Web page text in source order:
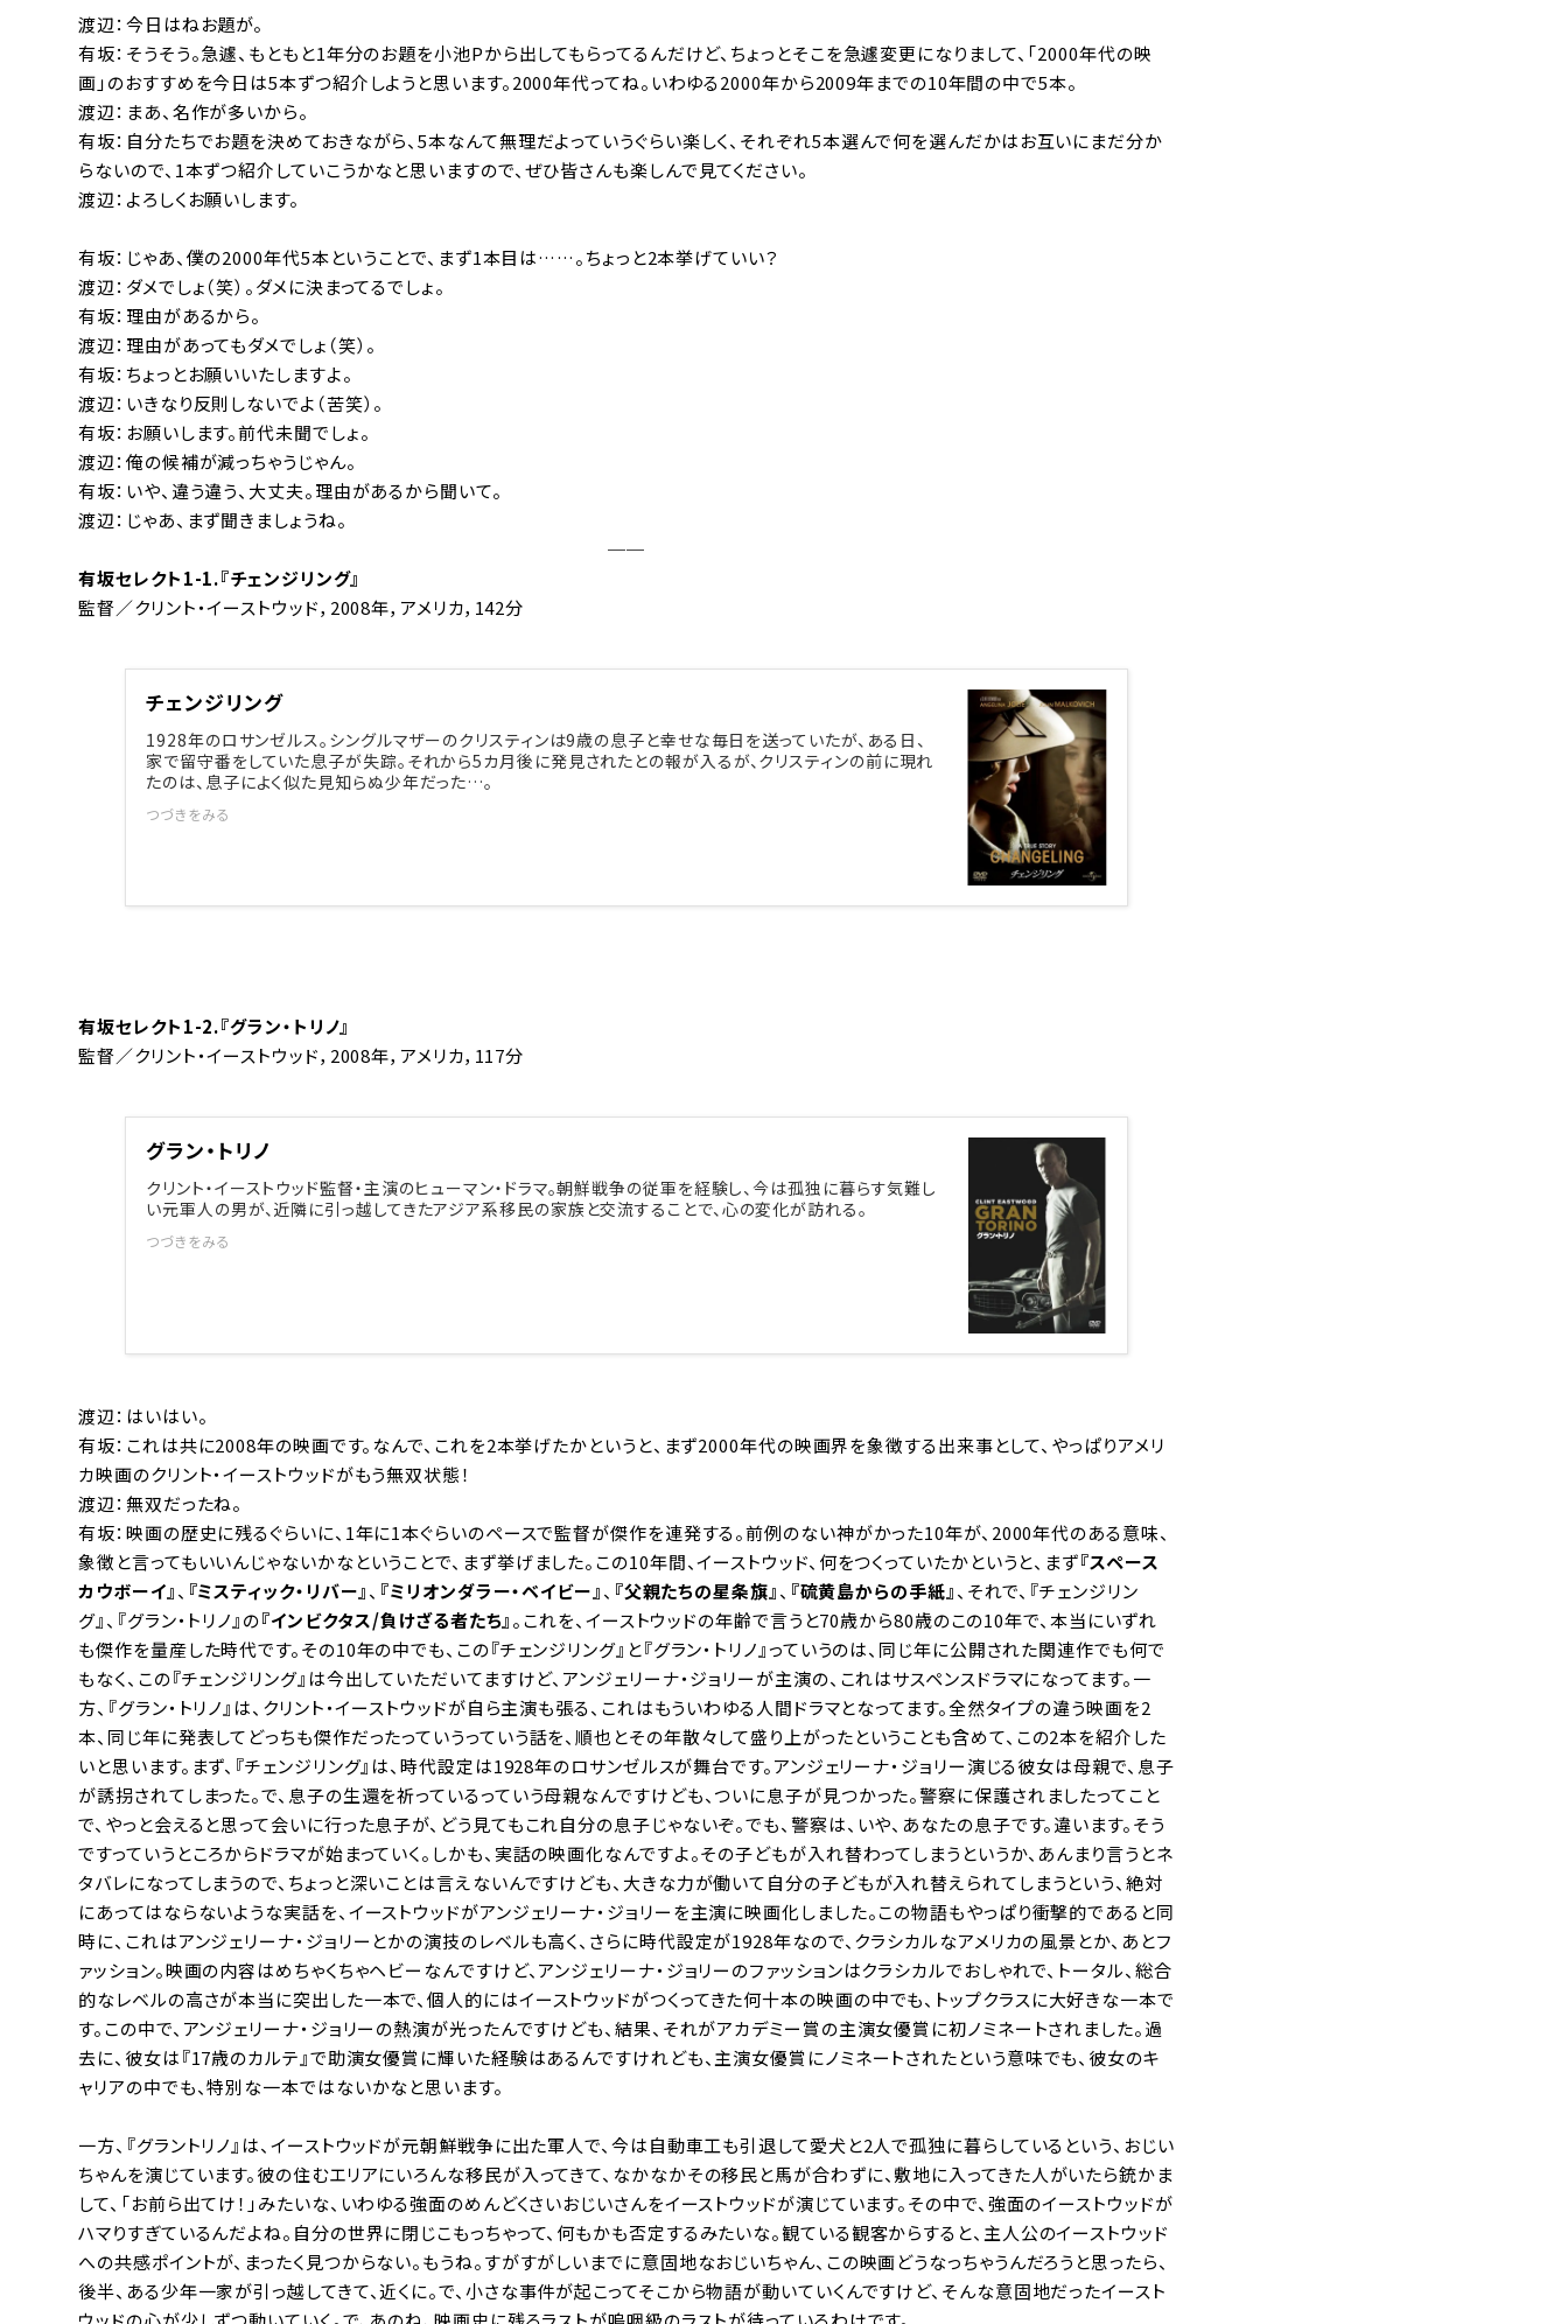
渡辺：今日はねお題が。
有坂：そうそう。急遽、もともと1年分のお題を小池Pから出してもらってるんだけど、ちょっとそこを急遽変更になりまして、「2000年代の映
画」のおすすめを今日は5本ずつ紹介しようと思います。2000年代ってね。いわゆる2000年から2009年までの10年間の中で5本。
渡辺：まあ、名作が多いから。
有坂：自分たちでお題を決めておきながら、5本なんて無理だよっていうぐらい楽しく、それぞれ5本選んで何を選んだかはお互いにまだ分か
らないので、1本ずつ紹介していこうかなと思いますので、ぜひ皆さんも楽しんで見てください。
渡辺：よろしくお願いします。
有坂：じゃあ、僕の2000年代5本ということで、まず1本目は……。ちょっと2本挙げていい？
渡辺：ダメでしょ（笑）。ダメに決まってるでしょ。
有坂：理由があるから。
渡辺：理由があってもダメでしょ（笑）。
有坂：ちょっとお願いいたしますよ。
渡辺：いきなり反則しないでよ（苦笑）。
有坂：お願いします。前代未聞でしょ。
渡辺：俺の候補が減っちゃうじゃん。
有坂：いや、違う違う、大丈夫。理由があるから聞いて。
渡辺：じゃあ、まず聞きましょうね。
──
有坂セレクト1-1.『チェンジリング』
監督／クリント・イーストウッド，2008年，アメリカ，142分
チェンジリング
1928年のロサンゼルス。シングルマザーのクリスティンは9歳の息子と幸せな毎日を送っていたが、ある日、
家で留守番をしていた息子が失踪。それから5カ月後に発見されたとの報が入るが、クリスティンの前に現れ
たのは、息子によく似た見知らぬ少年だった…。
つづきをみる
有坂セレクト1-2.『グラン・トリノ』
監督／クリント・イーストウッド，2008年，アメリカ，117分
グラン・トリノ
クリント・イーストウッド監督・主演のヒューマン・ドラマ。朝鮮戦争の従軍を経験し、今は孤独に暮らす気難し
い元軍人の男が、近隣に引っ越してきたアジア系移民の家族と交流することで、心の変化が訪れる。
つづきをみる
渡辺：はいはい。
有坂：これは共に2008年の映画です。なんで、これを2本挙げたかというと、まず2000年代の映画界を象徴する出来事として、やっぱりアメリ
カ映画のクリント・イーストウッドがもう無双状態！
渡辺：無双だったね。
有坂：映画の歴史に残るぐらいに、1年に1本ぐらいのペースで監督が傑作を連発する。前例のない神がかった10年が、2000年代のある意味、
象徴と言ってもいいんじゃないかなということで、まず挙げました。この10年間、イーストウッド、何をつくっていたかというと、まず『スペース
カウボーイ』、 『ミスティック・リバー』、 『ミリオンダラー・ベイビー 』、 『父親たちの星条旗』、 『硫黄島からの手紙』、それで、『チェンジリン
グ』、『グラン・トリノ』の『インビクタス/負けざる者たち』。これを、イーストウッドの年齢で言うと70歳から80歳のこの10年で、本当にいずれ
も傑作を量産した時代です。その10年の中でも、この『チェンジリング』と『グラン・トリノ』っていうのは、同じ年に公開された関連作でも何で
もなく、この『チェンジリング』は今出していただいてますけど、アンジェリーナ・ジョリーが主演の、これはサスペンスドラマになってます。一
方、『グラン・トリノ』は、クリント・イーストウッドが自ら主演も張る、これはもういわゆる人間ドラマとなってます。全然タイプの違う映画を2
本、同じ年に発表してどっちも傑作だったっていうっていう話を、順也とその年散々して盛り上がったということも含めて、この2本を紹介した
いと思います。まず、『チェンジリング』は、時代設定は1928年のロサンゼルスが舞台です。アンジェリーナ・ジョリー演じる彼女は母親で、息子
が誘拐されてしまった。で、息子の生還を祈っているっていう母親なんですけども、ついに息子が見つかった。警察に保護されましたってこと
で、やっと会えると思って会いに行った息子が、どう見てもこれ自分の息子じゃないぞ。でも、警察は、いや、あなたの息子です。違います。そう
ですっていうところからドラマが始まっていく。しかも、実話の映画化なんですよ。その子どもが入れ替わってしまうというか、あんまり言うとネ
タバレになってしまうので、ちょっと深いことは言えないんですけども、大きな力が働いて自分の子どもが入れ替えられてしまうという、絶対
にあってはならないような実話を、イーストウッドがアンジェリーナ・ジョリーを主演に映画化しました。この物語もやっぱり衝撃的であると同
時に、これはアンジェリーナ・ジョリーとかの演技のレベルも高く、さらに時代設定が1928年なので、クラシカルなアメリカの風景とか、あとフ
ァッション。映画の内容はめちゃくちゃヘビーなんですけど、アンジェリーナ・ジョリーのファッションはクラシカルでおしゃれで、トータル、総合
的なレベルの高さが本当に突出した一本で、個人的にはイーストウッドがつくってきた何十本の映画の中でも、トップクラスに大好きな一本で
す。この中で、アンジェリーナ・ジョリーの熱演が光ったんですけども、結果、それがアカデミー賞の主演女優賞に初ノミネートされました。過
去に、彼女は『17歳のカルテ』で助演女優賞に輝いた経験はあるんですけれども、主演女優賞にノミネートされたという意味でも、彼女のキ
ャリアの中でも、特別な一本ではないかなと思います。
一方、『グラントリノ』は、イーストウッドが元朝鮮戦争に出た軍人で、今は自動車工も引退して愛犬と2人で孤独に暮らしているという、おじい
ちゃんを演じています。彼の住むエリアにいろんな移民が入ってきて、なかなかその移民と馬が合わずに、敷地に入ってきた人がいたら銃かま
して、「お前ら出てけ！」みたいな、いわゆる強面のめんどくさいおじいさんをイーストウッドが演じています。その中で、強面のイーストウッドが
ハマりすぎているんだよね。自分の世界に閉じこもっちゃって、何もかも否定するみたいな。観ている観客からすると、主人公のイーストウッド
への共感ポイントが、まったく見つからない。もうね。すがすがしいまでに意固地なおじいちゃん、この映画どうなっちゃうんだろうと思ったら、
後半、ある少年一家が引っ越してきて、近くに。で、小さな事件が起こってそこから物語が動いていくんですけど、そんな意固地だったイースト